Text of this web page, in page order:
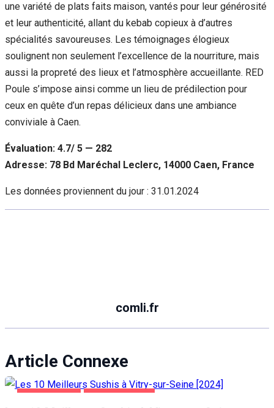
une variété de plats faits maison, vantés pour leur générosité
et leur authenticité, allant du kebab copieux à d’autres
spécialités savoureuses. Les témoignages élogieux
soulignent non seulement l’excellence de la nourriture, mais
aussi la propreté des lieux et l’atmosphère accueillante. RED
Poule s’impose ainsi comme un lieu de prédilection pour
ceux en quête d’un repas délicieux dans une ambiance
conviviale à Caen.
Évaluation: 4.7/ 5 — 282
Adresse: 78 Bd Maréchal Leclerc, 14000 Caen, France
Les données proviennent du jour : 31.01.2024
comli.fr
Article Connexe